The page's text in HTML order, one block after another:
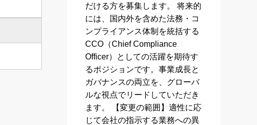
だける方を募集します。 将来的
には、国内外を含めた法務・コ
ンプライアンス体制を統括する
CCO（Chief Compliance
Officer）としての活躍を期待す
るポジションです。事業成長と
ガバナンスの両立を、グローバ
ルな視点でリードしていただき
ます。 【変更の範囲】適性に応
じて会社の指示する業務への異